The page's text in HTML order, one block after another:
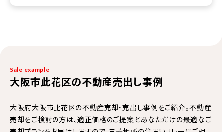
Sale example
大阪市此花区の不動産売出し事例
大阪府大阪市此花区の不動産売却・売出し事例をご紹介。不動産
売却をご検討の方は、適正価格のご提案とあなただけの最適なご